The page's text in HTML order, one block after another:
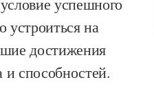
устроиться на
достижения
и способностей.